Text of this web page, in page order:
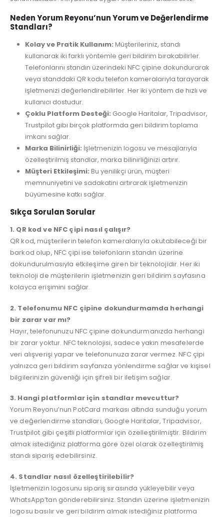
Neden Yorum Reyonu’nun Yorum ve Değerlendirme
Standları?
Kolay ve Pratik Kullanım: Müşterileriniz, standı
kullanarak iki farklı yöntemle geri bildirim bırakabilirler.
Telefonlarını standın üzerindeki NFC çipine dokundurarak
veya standdaki QR kodu telefon kameralarıyla tarayarak
işletmenizi değerlendirebilirler. Her iki yöntem de hızlı ve
kullanıcı dostudur.
Çoklu Platform Desteği: Google Haritalar, Tripadvisor,
Trustpilot gibi birçok platformda geri bildirim toplama
imkanı sağlar.
Marka Bilinirliği: İşletmenizin logosu ve mesajlarıyla
özelleştirilmiş standlar, marka bilinirliğinizi artırır.
Müşteri Etkileşimi: Bu yenilikçi ürün, müşteri
memnuniyetini ve sadakatini artırarak işletmenizin
büyümesine katkı sağlar.
Sıkça Sorulan Sorular
1. QR kod ve NFC çipi nasıl çalışır?
QR kod, müşterilerin telefon kameralarıyla okutabileceği bir
barkod olup, NFC çipi ise telefonların standın üzerine
dokundurulmasıyla etkileşime giren bir teknolojidir. Her iki
teknoloji de müşterilerin işletmenizin geri bildirim sayfasına
kolayca erişimini sağlar.
2. Telefonumu NFC çipine dokundurmamda herhangi
bir zarar var mı?
Hayır, telefonunuzu NFC çipine dokundurmanızda herhangi
bir zarar yoktur. NFC teknolojisi, sadece yakın mesafelerde
veri alışverişi yapar ve telefonunuza zarar vermez. NFC çipi
yalnızca geri bildirim sayfanıza yönlendirme sağlar ve kişisel
bilgilerinizin güvenliği için şifreli bir iletişim sağlar.
3. Hangi platformlar için standlar mevcuttur?
Yorum Reyonu’nun PotCard markası altında sunduğu yorum
ve değerlendirme standları, Google Haritalar, Tripadvisor,
Trustpilot gibi çeşitli platformlar için özelleştirilmiştir. Bildirim
almak istediğiniz platforma göre özel olarak özelleştirilmiş
standı sipariş edebilirsiniz.
4. Standlar nasıl özelleştirilebilir?
İşletmenizin logosunu sipariş sırasında yükleyebilir veya
WhatsApp’tan gönderebilirsiniz. Standın üzerine işletmenizin
logosu basılır ve geri bildirim almak istediğiniz platforma